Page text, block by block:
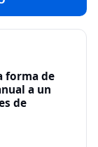
forma de
a un
de